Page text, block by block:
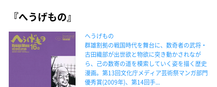
『へうげもの』
へうげもの
群雄割拠の戦国時代を舞台に、数奇者の武将・
古田織部が出世欲と物欲に突き動かされなが
ら、己の数寄の道を模索していく姿を描く歴史
漫画。第13回文化庁メディア芸術祭マンガ部門
優秀賞(2009年)、第14回手...